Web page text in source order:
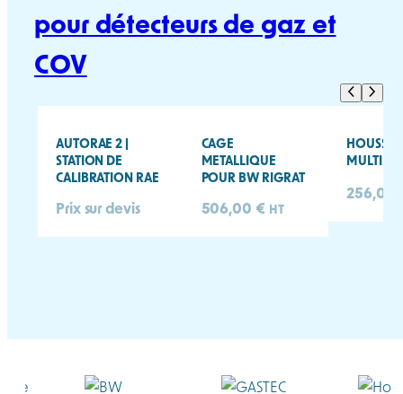
pour détecteurs de gaz et
COV
AUTORAE 2 |
STATION DE
CALIBRATION RAE
Prix sur devis
CAGE
METALLIQUE
POUR BW RIGRAT
506,00 € HT
HOUSSE
256,00